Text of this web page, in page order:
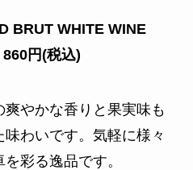
BRUT WHITE WINE
円(税込)
やかな香りと果実味も
わいです。気軽に様々
彩る逸品です。